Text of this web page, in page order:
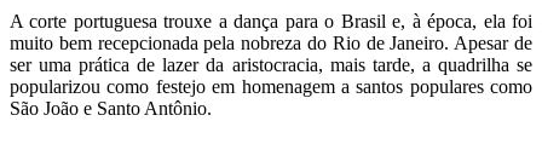
A corte portuguesa trouxe a dança para o Brasil e, à época, ela foi
muito bem recepcionada pela nobreza do Rio de Janeiro. Apesar de
ser uma prática de lazer da aristocracia, mais tarde, a quadrilha se
popularizou como festejo em homenagem a santos populares como
São João e Santo Antônio.